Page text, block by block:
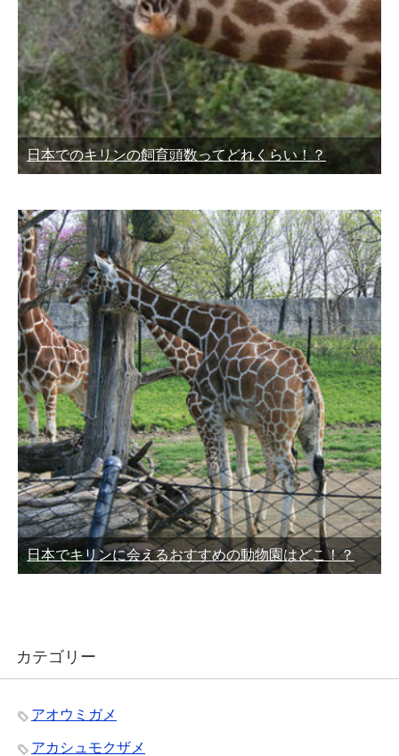
日本でのキリンの飼育頭数ってどれくらい！？
日本でキリンに会えるおすすめの動物園はどこ！？
カテゴリー
アオウミガメ
アカシュモクザメ